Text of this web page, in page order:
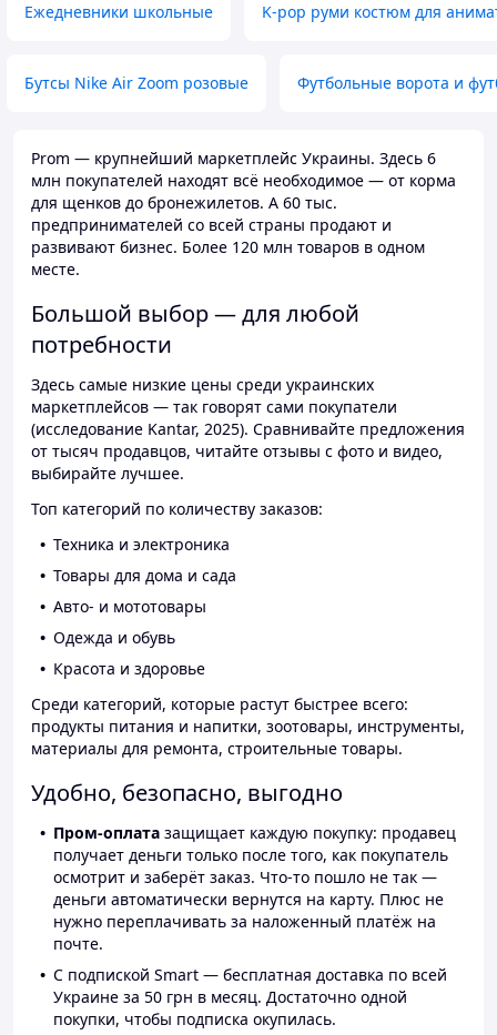
Ежедневники школьные K-pop руми костюм для
Бутсы Nike Air Zoom розовые Футбольные ворота и
Prom — крупнейший маркетплейс Украины. Здесь 6
млн покупателей находят всё необходимое — от корма
для щенков до бронежилетов. А 60 тыс.
предпринимателей со всей страны продают и
развивают бизнес. Более 120 млн товаров в одном
месте.
Большой выбор — для любой
потребности
Здесь самые низкие цены среди украинских
маркетплейсов — так говорят сами покупатели
(исследование Kantar, 2025). Сравнивайте предложения
от тысяч продавцов, читайте отзывы с фото и видео,
выбирайте лучшее.
Топ категорий по количеству заказов:
Техника и электроника
Товары для дома и сада
Авто- и мототовары
Одежда и обувь
Красота и здоровье
Среди категорий, которые растут быстрее всего:
продукты питания и напитки, зоотовары, инструменты,
материалы для ремонта, строительные товары.
Удобно, безопасно, выгодно
Пром-оплата защищает каждую покупку: продавец
получает деньги только после того, как покупатель
осмотрит и заберёт заказ. Что-то пошло не так —
деньги автоматически вернутся на карту. Плюс не
нужно переплачивать за наложенный платёж на
почте.
С подпиской Smart — бесплатная доставка по всей
Украине за 50 грн в месяц. Достаточно одной
покупки, чтобы подписка окупилась.